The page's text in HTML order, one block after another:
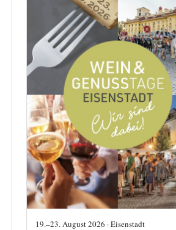
19.–23. August 2026 · Eisenstadt